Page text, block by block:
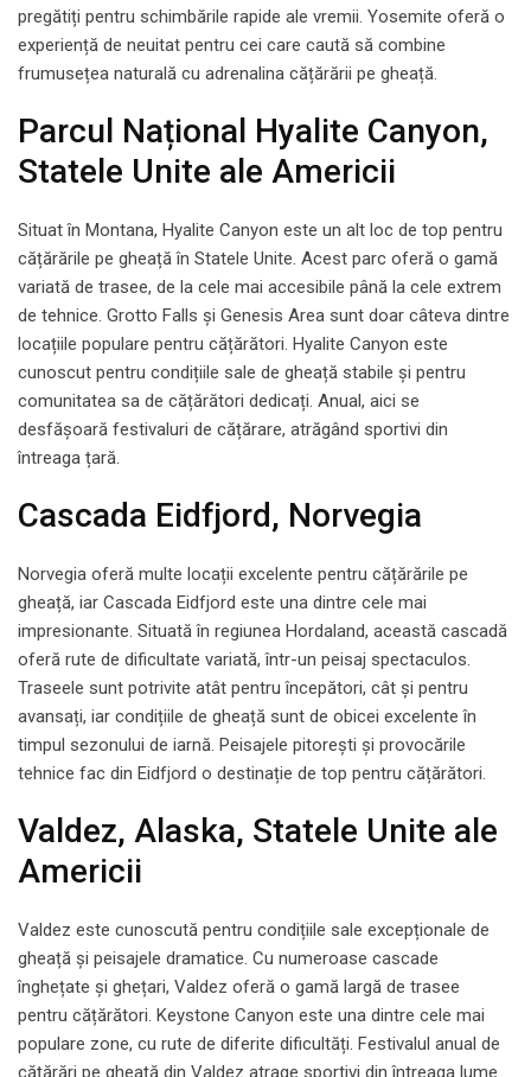
pregătiți pentru schimbările rapide ale vremii. Yosemite oferă o
experiență de neuitat pentru cei care caută să combine
frumusețea naturală cu adrenalina cățărării pe gheață.
Parcul Național Hyalite Canyon,
Statele Unite ale Americii
Situat în Montana, Hyalite Canyon este un alt loc de top pentru
cățărările pe gheață în Statele Unite. Acest parc oferă o gamă
variată de trasee, de la cele mai accesibile până la cele extrem
de tehnice. Grotto Falls și Genesis Area sunt doar câteva dintre
locațiile populare pentru cățărători. Hyalite Canyon este
cunoscut pentru condițiile sale de gheață stabile și pentru
comunitatea sa de cățărători dedicați. Anual, aici se
desfășoară festivaluri de cățărare, atrăgând sportivi din
întreaga țară.
Cascada Eidfjord, Norvegia
Norvegia oferă multe locații excelente pentru cățărările pe
gheață, iar Cascada Eidfjord este una dintre cele mai
impresionante. Situată în regiunea Hordaland, această cascadă
oferă rute de dificultate variată, într-un peisaj spectaculos.
Traseele sunt potrivite atât pentru începători, cât și pentru
avansați, iar condițiile de gheață sunt de obicei excelente în
timpul sezonului de iarnă. Peisajele pitorești și provocările
tehnice fac din Eidfjord o destinație de top pentru cățărători.
Valdez, Alaska, Statele Unite ale
Americii
Valdez este cunoscută pentru condițiile sale excepționale de
gheață și peisajele dramatice. Cu numeroase cascade
înghețate și ghețari, Valdez oferă o gamă largă de trasee
pentru cățărători. Keystone Canyon este una dintre cele mai
populare zone, cu rute de diferite dificultăți. Festivalul anual de
cățărări pe gheață din Valdez atrage sportivi din întreaga lume